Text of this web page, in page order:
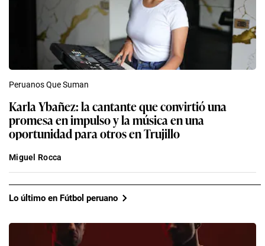
Peruanos Que Suman
Karla Ybañez: la cantante que convirtió una
promesa en impulso y la música en una
oportunidad para otros en Trujillo
Miguel Rocca
Lo último en Fútbol peruano